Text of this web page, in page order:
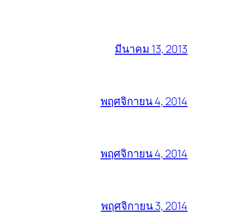
มีนาคม 13, 2013
พฤศจิกายน 4, 2014
พฤศจิกายน 4, 2014
พฤศจิกายน 3, 2014